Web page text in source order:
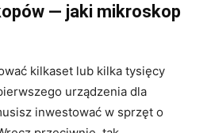
— jaki mikroskop
kilkaset lub kilka tysięcy
urządzenia dla
inwestować w sprzęt o